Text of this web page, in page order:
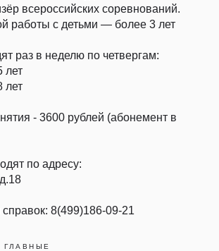
всероссийских соревнований.
работы с детьми — более 3 лет
раз в неделю по четвергам:
лет
лет
- 3600 рублей (абонемент в
по адресу:
8(499)186-09-21
ГЛАВНЫЕ